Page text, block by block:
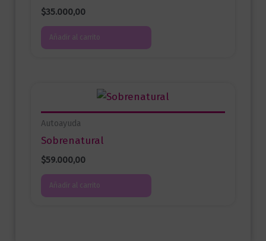
$35.000,00
Añadir al carrito
Autoayuda
Sobrenatural
$59.000,00
Añadir al carrito